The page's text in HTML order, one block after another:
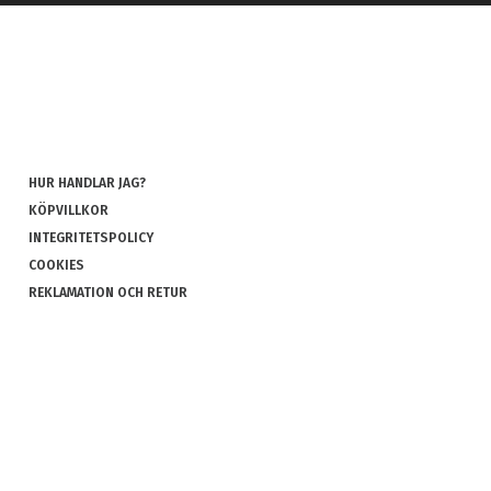
HUR HANDLAR JAG?
KÖPVILLKOR
INTEGRITETSPOLICY
COOKIES
REKLAMATION OCH RETUR